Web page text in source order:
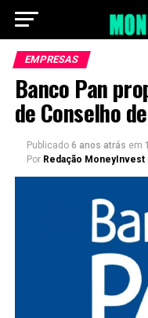
EMPRESAS
Banco Pan
de Conselho
Publicado 6 anos atrás em
Por Redação MoneyInvest